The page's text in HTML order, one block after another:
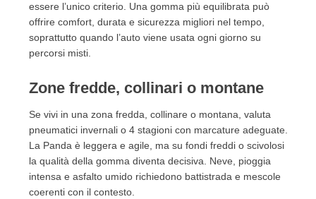
essere l’unico criterio. Una gomma più equilibrata può
offrire comfort, durata e sicurezza migliori nel tempo,
soprattutto quando l’auto viene usata ogni giorno su
percorsi misti.
Zone fredde, collinari o montane
Se vivi in una zona fredda, collinare o montana, valuta
pneumatici invernali o 4 stagioni con marcature adeguate.
La Panda è leggera e agile, ma su fondi freddi o scivolosi
la qualità della gomma diventa decisiva. Neve, pioggia
intensa e asfalto umido richiedono battistrada e mescole
coerenti con il contesto.